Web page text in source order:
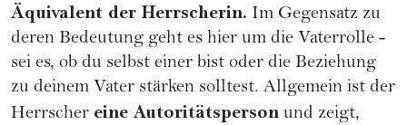
Äquivalent der Herrscherin. Im Gegensatz zu
deren Bedeutung geht es hier um die Vaterrolle -
sei es, ob du selbst einer bist oder die Beziehung
zu deinem Vater stärken solltest. Allgemein ist der
Herrscher eine Autoritätsperson und zeigt,